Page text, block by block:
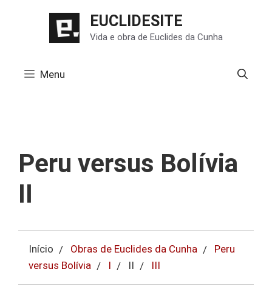
EUCLIDESITE
Vida e obra de Euclides da Cunha
Menu
Peru versus Bolívia
II
Início Obras de Euclides da Cunha
Peru
versus Bolívia
I II III